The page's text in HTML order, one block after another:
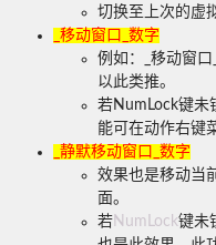
切换至上次的虚
_移动窗口_数字
例如：_移动窗
以此类推。
若NumLock键未
能可在动作右键
_静默移动窗口_数字
效果也是移动当
面。
若 NumLock键未